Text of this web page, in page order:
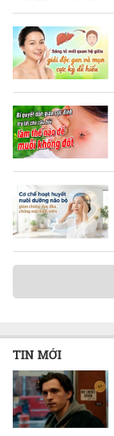
TIN MỚI